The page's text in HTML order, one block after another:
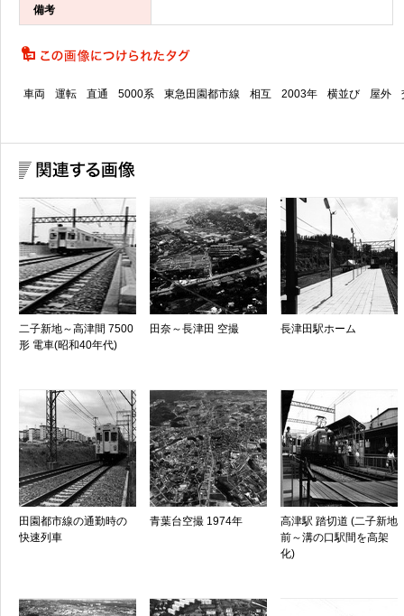
備考
車両 運転 直通 5000系 東急田園都市線 相互 2003年 横並び 屋外
二子新地～高津間 7500
形 電車(昭和40年代)
田奈～長津田 空撮 長津田駅ホーム
田園都市線の通勤時の
快速列車
青葉台空撮 1974年
高津駅 踏切道 (二子新地
前～溝の口駅間を高架
化)